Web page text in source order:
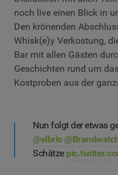
noch live einen Blick in
Den krönenden
Whisk(e)y Verkostung,
Bar mit allen Gästen
Geschichten rund um
Kostproben aus der
Nun folgt der etwas
@vibrio
Schätze